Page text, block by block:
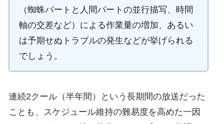
（蜘蛛パートと人間パートの並行描写、時間
軸の交差など）による作業量の増加、あるい
は予期せぬトラブルの発生などが挙げられる
でしょう。
連続2クール（半年間）という長期間の放送だった
ことも、スケジュール維持の難易度を高めた一因